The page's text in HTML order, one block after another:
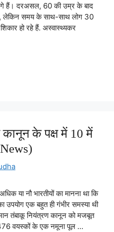
हैं। दरअसल, 60 की उम्र के बाद
लेकिन समय के साथ-साथ लोग 30
हो रहे हैं. अस्वास्थ्यकर
के पक्ष में 10 में
या नौ भारतीयों का मानना था कि
उपयोग एक बहुत ही गंभीर समस्या थी
तंबाकू नियंत्रण कानून को मजबूत
वयस्कों के एक नमूना पूल …